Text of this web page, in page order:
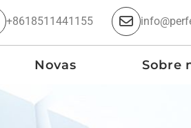
+8618511441155
Novas Sobre